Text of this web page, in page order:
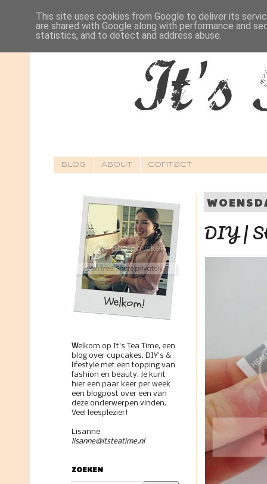
Blog About Contact
DIY |
Welkom op It's Tea Time, een
blog over cupcakes, DIY's &
lifestyle met een topping van
fashion en beauty. Je kunt
hier een paar keer per week
een blogpost over een van
deze onderwerpen vinden.
Veel leesplezier!
Lisanne
lisanne@itsteatime.nl
ZOEKEN
This site uses cookies from Google to deliver its
are shared with Google along with performance and
statistics, and to detect and address abuse.